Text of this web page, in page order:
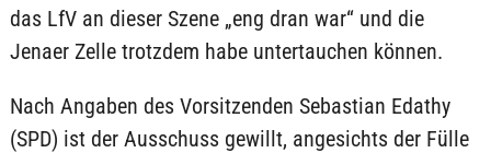
das LfV an dieser Szene „eng dran war“ und die
Jenaer Zelle trotzdem habe untertauchen können.
Nach Angaben des Vorsitzenden Sebastian Edathy
(SPD) ist der Ausschuss gewillt, angesichts der Fülle